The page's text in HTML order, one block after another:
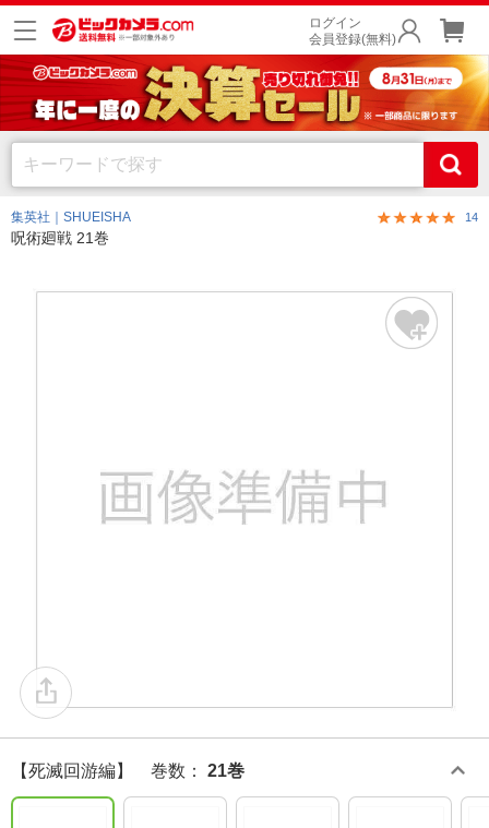
ログイン
会員登録(無料)
集英社｜SHUEISHA 14
呪術廻戦 21巻
【死滅回游編】 巻数 ： 21巻